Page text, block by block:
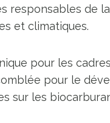
responsables de
et climatiques.
pour les
pour le
sur les